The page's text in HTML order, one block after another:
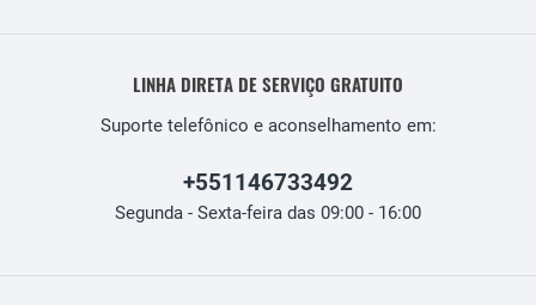
LINHA DIRETA DE SERVIÇO GRATUITO
Suporte telefônico e aconselhamento em:
+551146733492
Segunda - Sexta-feira das 09:00 - 16:00